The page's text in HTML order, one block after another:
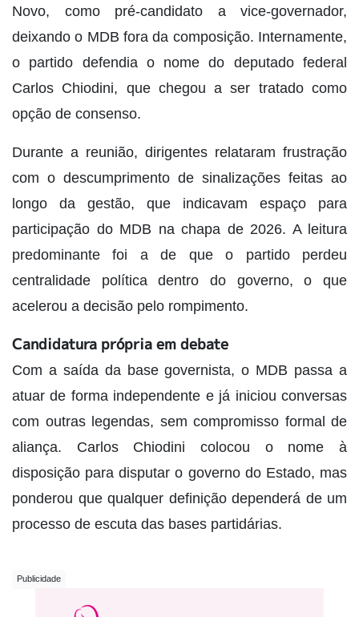
Novo, como pré-candidato a vice-governador,
deixando o MDB fora da composição. Internamente,
o partido defendia o nome do deputado federal
Carlos Chiodini, que chegou a ser tratado como
opção de consenso.
Durante a reunião, dirigentes relataram frustração
com o descumprimento de sinalizações feitas ao
longo da gestão, que indicavam espaço para
participação do MDB na chapa de 2026. A leitura
predominante foi a de que o partido perdeu
centralidade política dentro do governo, o que
acelerou a decisão pelo rompimento.
Candidatura própria em debate
Com a saída da base governista, o MDB passa a
atuar de forma independente e já iniciou conversas
com outras legendas, sem compromisso formal de
aliança. Carlos Chiodini colocou o nome à
disposição para disputar o governo do Estado, mas
ponderou que qualquer definição dependerá de um
processo de escuta das bases partidárias.